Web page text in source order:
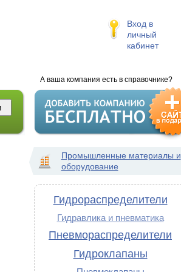
Вход в
личный
кабинет
А ваша компания есть в справочнике?
Промышленные материалы и
оборудование
Гидрораспределители
Гидравлика и пневматика
Пневмораспределители
Гидроклапаны